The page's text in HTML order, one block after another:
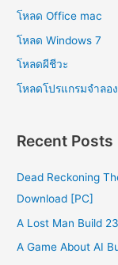
โหลด Office mac
โหลด Windows 7
โหลดผีชีวะ
โหลดโปรแกรมจําลอ
Recent Posts
Dead Reckoning
Download [PC]
A Lost Man Build
A Game About AI